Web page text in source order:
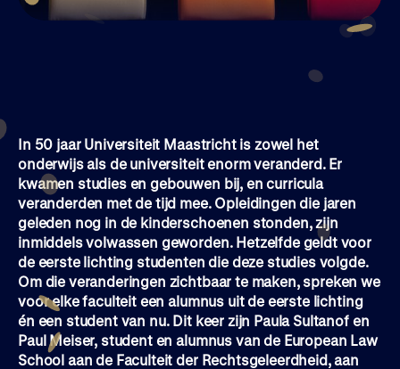
In 50 jaar Universiteit Maastricht is zowel het
onderwijs als de universiteit enorm veranderd. Er
kwamen studies en gebouwen bij, en curricula
veranderden met de tijd mee. Opleidingen die jaren
geleden nog in de kinderschoenen stonden, zijn
inmiddels volwassen geworden. Hetzelfde geldt voor
de eerste lichting studenten die deze studies volgde.
Om die veranderingen zichtbaar te maken, spreken we
voor elke faculteit een alumnus uit de eerste lichting
én een student van nu. Dit keer zijn Paula Sultanof en
Paul Meiser, student en alumnus van de European Law
School aan de Faculteit der Rechtsgeleerdheid, aan